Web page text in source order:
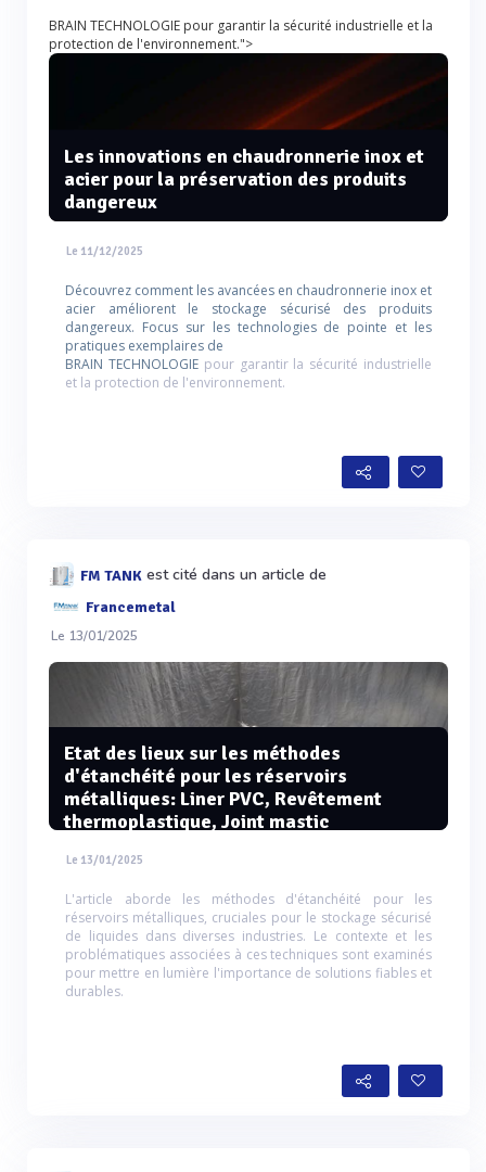
BRAIN TECHNOLOGIE pour garantir la sécurité industrielle et la
protection de l'environnement.">
Les innovations en chaudronnerie inox et
acier pour la préservation des produits
dangereux
Le 11/12/2025
Découvrez comment les avancées en chaudronnerie inox et
acier améliorent le stockage sécurisé des produits
dangereux. Focus sur les technologies de pointe et les
pratiques exemplaires de
BRAIN TECHNOLOGIEpour garantir la sécurité industrielle
et la protection de l'environnement.
FM TANK est cité dans un article de
Francemetal
Le 13/01/2025
Etat des lieux sur les méthodes
d'étanchéité pour les réservoirs
métalliques: Liner PVC, Revêtement
thermoplastique, Joint mastic
Le 13/01/2025
L'article aborde les méthodes d'étanchéité pour les
réservoirs métalliques, cruciales pour le stockage sécurisé
de liquides dans diverses industries. Le contexte et les
problématiques associées à ces techniques sont examinés
pour mettre en lumière l'importance de solutions fiables et
durables.